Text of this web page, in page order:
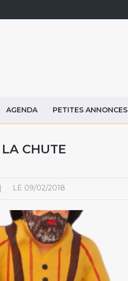
AGENDA PETITES ANNONCES
CHUTE
LE 09/02/2018